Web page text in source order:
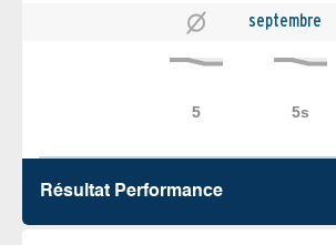
septembre
Résultat Performance